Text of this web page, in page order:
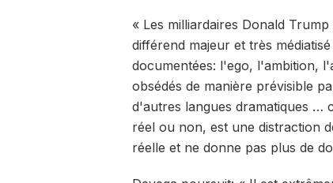
« Les milliardaires Donald
différend majeur et très
documentées: l'ego, l'ambition,
obsédés de manière prévisible
d'autres langues dramatiques …
réel ou non, est une distraction
réelle et ne donne pas plus de